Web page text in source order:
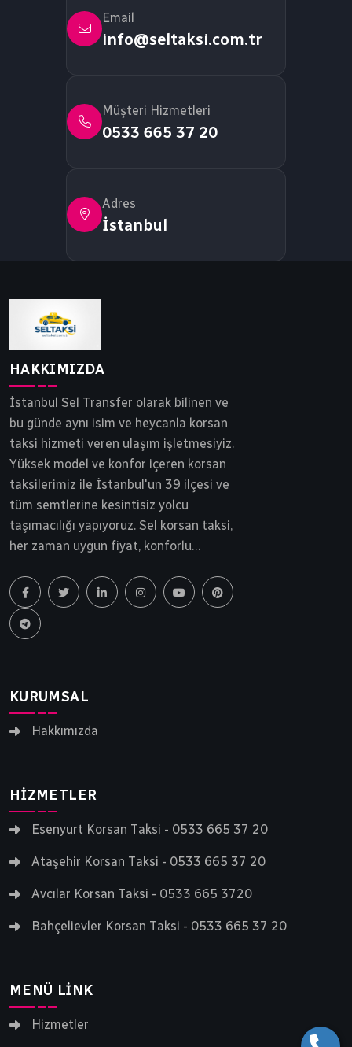
Email
info@seltaksi.com.tr
Müşteri Hizmetleri
0533 665 37 20
Adres
İstanbul
HAKKIMIZDA
İstanbul Sel Transfer olarak bilinen ve
bu günde aynı isim ve heycanla korsan
taksi hizmeti veren ulaşım işletmesiyiz.
Yüksek model ve konfor içeren korsan
taksilerimiz ile İstanbul'un 39 ilçesi ve
tüm semtlerine kesintisiz yolcu
taşımacılığı yapıyoruz. Sel korsan taksi,
her zaman uygun fiyat, konforlu
ödün vermeden yollarda ilerlemektedir.
İstanbul korsan taksi, Sel Transfer 30
yılı aşkın bir süredir siz ve sevdiklerinizi
KURUMSAL
Hakkımızda
HIZMETLER
Esenyurt Korsan Taksi - 0533 665 37 20
Ataşehir Korsan Taksi - 0533 665 37 20
Avcılar Korsan Taksi - 0533 665 3720
Bahçelievler Korsan Taksi - 0533 665 37 20
MENÜ LINK
Hizmetler